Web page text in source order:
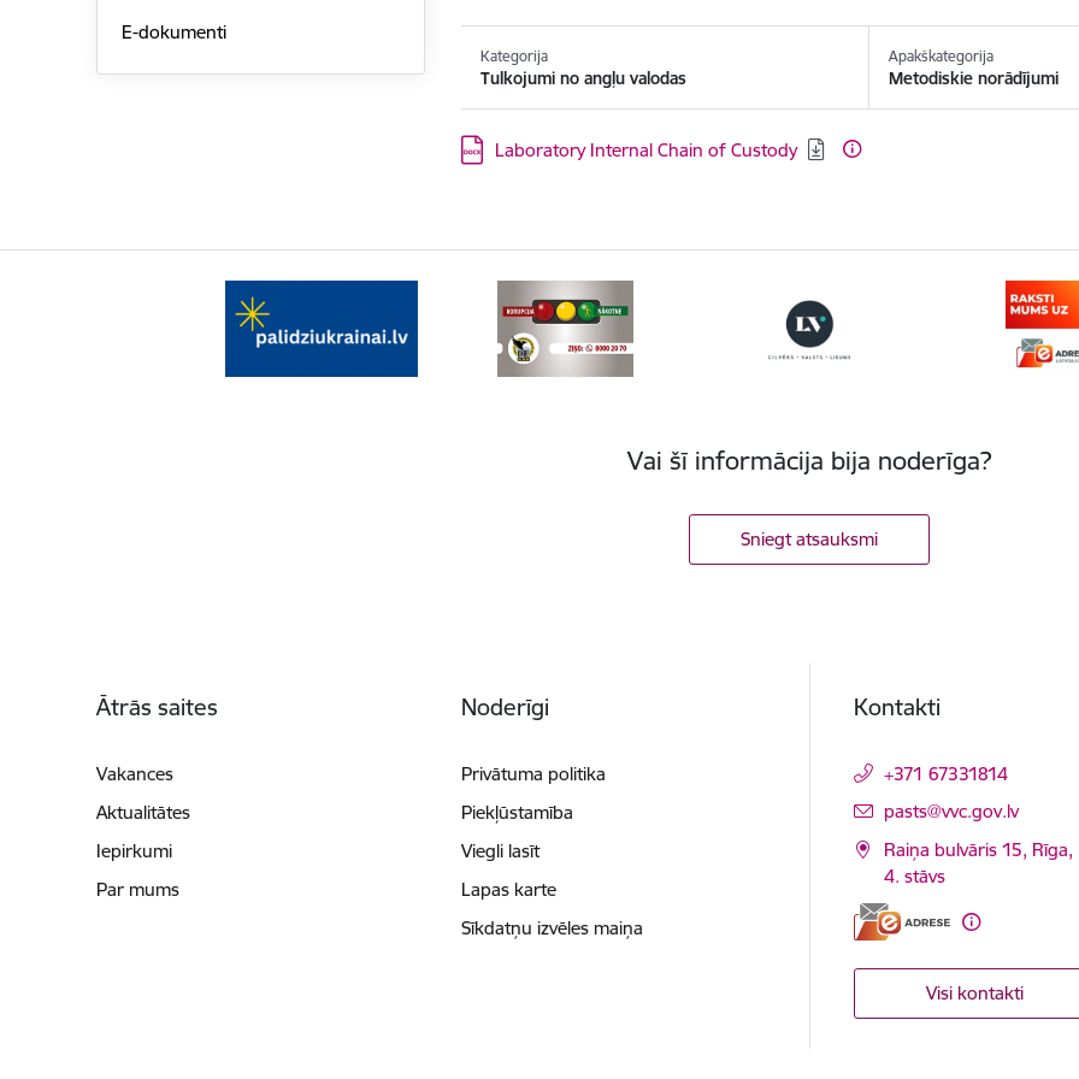
E-dokumenti
Kategorija
Tulkojumi no angļu valodas
Apakškategorija
Metodiskie norādījumi
Lejupielādēt:
Laboratory Internal Chain of Custody
Vai šī informācija bija noderīga?
Sniegt atsauksmi
Ātrās saites
Vakances
Aktualitātes
Iepirkumi
Par mums
Noderīgi
Privātuma politika
Piekļūstamība
Viegli lasīt
Lapas karte
Sīkdatņu izvēles maiņa
Kontakti
+371 67331814
E-pasts:
pasts@vvc.gov.lv
Raiņa bulvāris 15, Rīga,
4. stāvs
Visi kontakti